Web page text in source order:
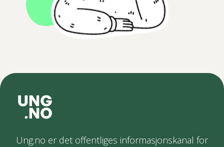
Ung.no er det offentliges informasjonskanal for